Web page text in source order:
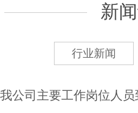
新
行业新闻